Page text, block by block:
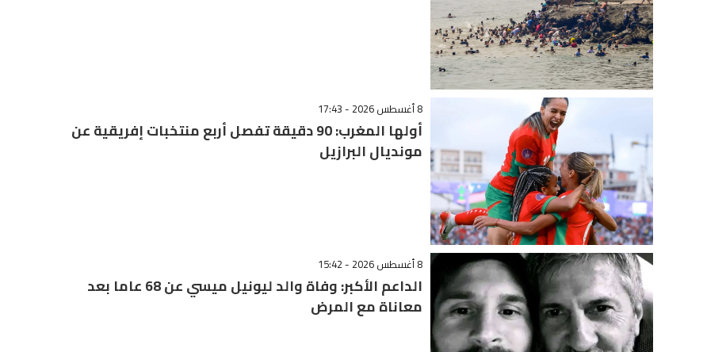
8 أغسطس 2026 - 17:43
أولها المغرب: 90 دقيقة تفصل أربع منتخبات إفريقية عن
مونديال البرازيل
8 أغسطس 2026 - 15:42
الداعم الأكبر: وفاة والد ليونيل ميسي عن 68 عاما بعد
معاناة مع المرض